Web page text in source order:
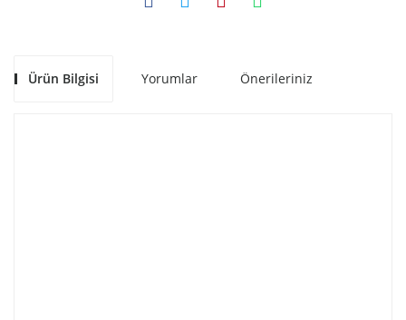
Ürün Bilgisi Yorumlar Önerileriniz